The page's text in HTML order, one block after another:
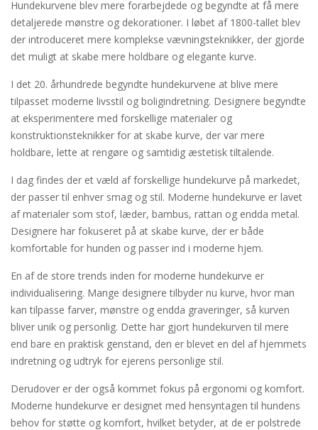
Hundekurvene blev mere forarbejdede og begyndte at få mere
detaljerede mønstre og dekorationer. I løbet af 1800-tallet blev
der introduceret mere komplekse vævningsteknikker, der gjorde
det muligt at skabe mere holdbare og elegante kurve.
I det 20. århundrede begyndte hundekurvene at blive mere
tilpasset moderne livsstil og boligindretning. Designere begyndte
at eksperimentere med forskellige materialer og
konstruktionsteknikker for at skabe kurve, der var mere
holdbare, lette at rengøre og samtidig æstetisk tiltalende.
I dag findes der et væld af forskellige hundekurve på markedet,
der passer til enhver smag og stil. Moderne hundekurve er lavet
af materialer som stof, læder, bambus, rattan og endda metal.
Designere har fokuseret på at skabe kurve, der er både
komfortable for hunden og passer ind i moderne hjem.
En af de store trends inden for moderne hundekurve er
individualisering. Mange designere tilbyder nu kurve, hvor man
kan tilpasse farver, mønstre og endda graveringer, så kurven
bliver unik og personlig. Dette har gjort hundekurven til mere
end bare en praktisk genstand, den er blevet en del af hjemmets
indretning og udtryk for ejerens personlige stil.
Derudover er der også kommet fokus på ergonomi og komfort.
Moderne hundekurve er designet med hensyntagen til hundens
behov for støtte og komfort, hvilket betyder, at de er polstrede